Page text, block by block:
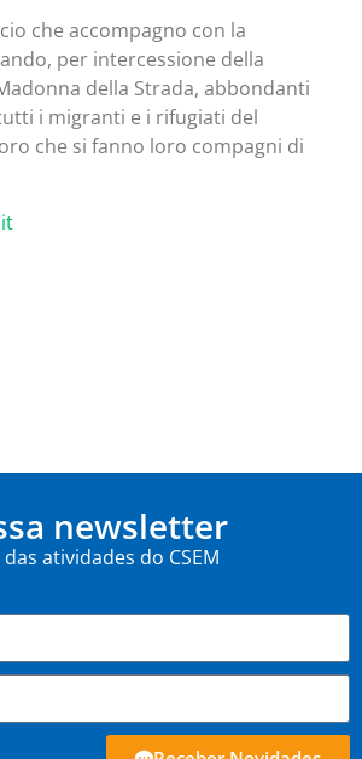
che accompagno con la
per intercessione della
della Strada, abbondanti
i migranti e i rifugiati del
che si fanno loro compagni di
newsletter
atividades do CSEM